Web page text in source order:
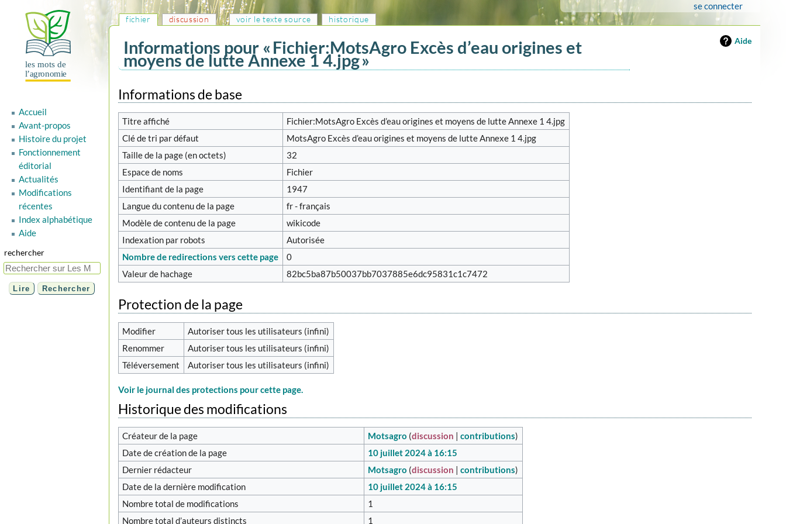
Aide
Informations pour « Fichier:MotsAgro Excès d’eau origines et
moyens de lutte Annexe 1 4.jpg »
à
la
navigation
à
la
recherche
Informations de base
Titre affiché
Fichier:MotsAgro Excès d’eau origines et moyens de lutte Annexe 1 4.jpg
Clé de tri par défaut
MotsAgro Excès d’eau origines et moyens de lutte Annexe 1 4.jpg
Taille de la page (en octets)
32
Espace de noms
Fichier
Identifiant de la page
1947
Langue du contenu de la page
fr - français
Modèle de contenu de la page
wikicode
Indexation par robots
Autorisée
Nombre de redirections vers cette page
0
Valeur de hachage
82bc5ba87b50037bb7037885e6dc95831c1c7472
Protection de la page
Modifier
Autoriser tous les utilisateurs (infini)
Renommer
Autoriser tous les utilisateurs (infini)
Téléversement
Autoriser tous les utilisateurs (infini)
Voir le journal des protections pour cette page.
Historique des modifications
Créateur de la page Motsagro (discussion |contributions)
Date de création de la page
10 juillet 2024 à 16:15
Dernier rédacteur
Motsagro (discussion |contributions)
Date de la dernière modification
10 juillet 2024 à 16:15
Nombre total de modifications
1
Nombre total d’auteurs distincts
1
fichier discussion voir le texte source historique
se connecter
Accueil
Avant-propos
Histoire du projet
Fonctionnement
éditorial
Actualités
Modifications
récentes
Index alphabétique
Aide
rechercher